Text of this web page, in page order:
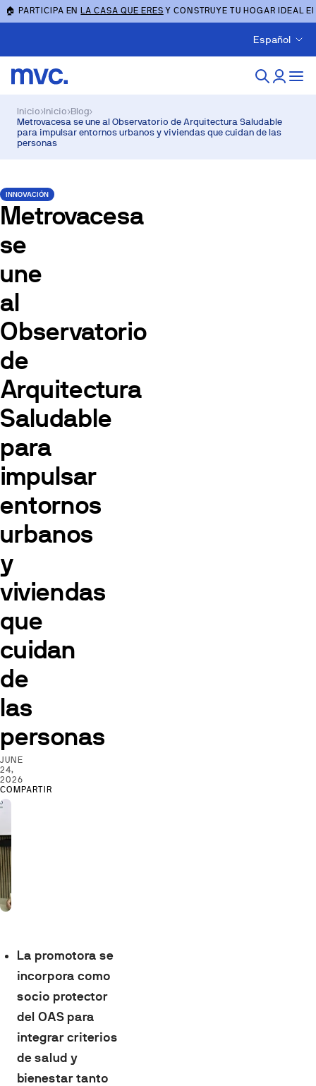
🏠 PARTICIPA ENLA CASA QUE ERES Y CONSTRUYE TU HOGAR IDEAL
Español
Inicio›Inicio›Blog›
Metrovacesa se une al Observatorio de Arquitectura Saludable
para impulsar entornos urbanos y viviendas que cuidan de las
personas
INNOVACIÓN
Metrovacesa
se
une
al
Observatorio
de
Arquitectura
Saludable
para
impulsar
entornos
urbanos
y
viviendas
que
cuidan
de
las
personas
JUNE
24,
2026
COMPARTIR
La promotora se
incorpora como
socio protector
del OAS para
integrar criterios
de salud y
bienestar tanto